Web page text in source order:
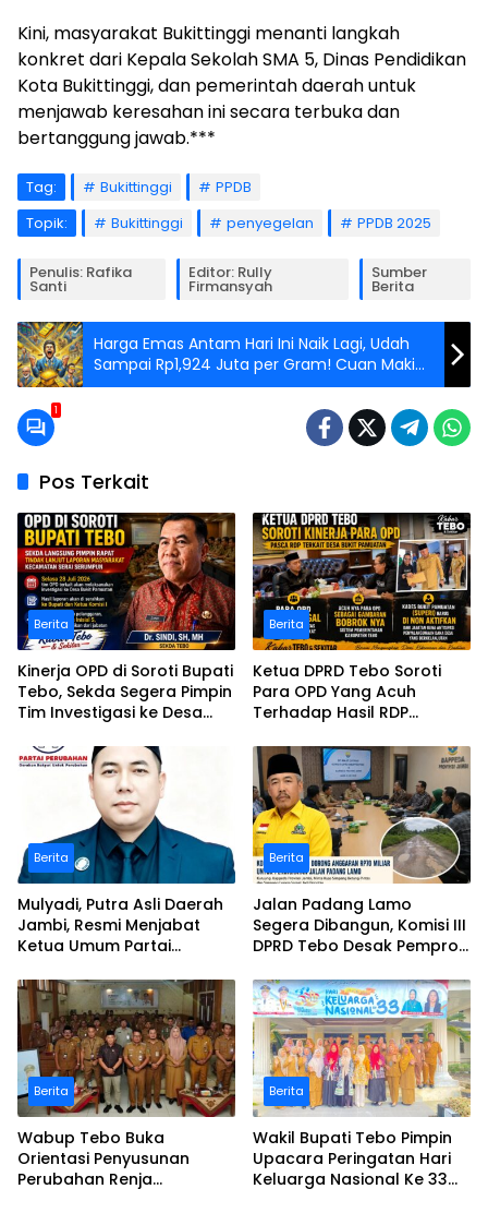
Kini, masyarakat Bukittinggi menanti langkah
konkret dari Kepala Sekolah SMA 5, Dinas Pendidikan
Kota Bukittinggi, dan pemerintah daerah untuk
menjawab keresahan ini secara terbuka dan
bertanggung jawab.***
Tag: Bukittinggi
PPDB
Topik:
Bukittinggi penyegelan PPDB 2025
Penulis: Rafika
Santi
Editor: Rully
Firmansyah
Sumber
Berita
Harga Emas Antam Hari Ini Naik Lagi, Udah
Sampai Rp1,924 Juta per Gram! Cuan Makin
Ngegas!
1
Pos Terkait
Berita
Kinerja OPD di Soroti Bupati
Tebo, Sekda Segera Pimpin
Tim Investigasi ke Desa
serumpun
Berita
Ketua DPRD Tebo Soroti
Para OPD Yang Acuh
Terhadap Hasil RDP
Pamuatan
Berita
Mulyadi, Putra Asli Daerah
Jambi, Resmi Menjabat
Ketua Umum Partai
Perwakilan ASEAN Partai
Perubahan di Malaysia
Berita
Jalan Padang Lamo
Segera Dibangun, Komisi III
DPRD Tebo Desak Pemprov
Anggaran Rp70 Miliar
Berita
Wabup Tebo Buka
Orientasi Penyusunan
Perubahan Renja
Berita
Wakil Bupati Tebo Pimpin
Upacara Peringatan Hari
Keluarga Nasional Ke 33